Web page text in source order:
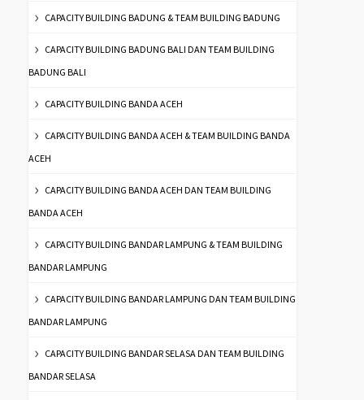
CAPACITY BUILDING BADUNG & TEAM BUILDING BADUNG
CAPACITY BUILDING BADUNG BALI DAN TEAM BUILDING
BADUNG BALI
CAPACITY BUILDING BANDA ACEH
CAPACITY BUILDING BANDA ACEH & TEAM BUILDING BANDA
ACEH
CAPACITY BUILDING BANDA ACEH DAN TEAM BUILDING
BANDA ACEH
CAPACITY BUILDING BANDAR LAMPUNG & TEAM BUILDING
BANDAR LAMPUNG
CAPACITY BUILDING BANDAR LAMPUNG DAN TEAM BUILDING
BANDAR LAMPUNG
CAPACITY BUILDING BANDAR SELASA DAN TEAM BUILDING
BANDAR SELASA